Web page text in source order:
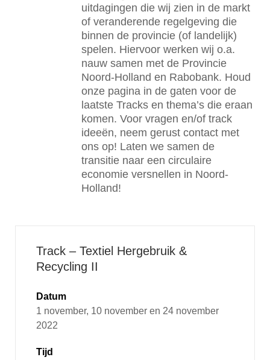
uitdagingen die wij zien in de markt
of veranderende regelgeving die
binnen de provincie (of landelijk)
spelen. Hiervoor werken wij o.a.
nauw samen met de Provincie
Noord-Holland en Rabobank. Houd
onze pagina in de gaten voor de
laatste Tracks en thema’s die eraan
komen. Voor vragen en/of track
ideeën, neem gerust contact met
ons op! Laten we samen de
transitie naar een circulaire
economie versnellen in Noord-
Holland!
Track – Textiel Hergebruik &
Recycling II
Datum
1 november, 10 november en 24 november
2022
Tijd